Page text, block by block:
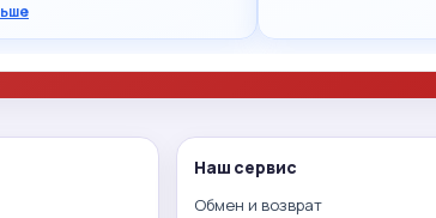
Наш сервис
Обмен и возврат